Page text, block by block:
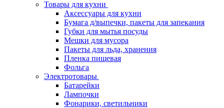
Товары для кухни
Аксессуары для кухни
Бумага д/выпечки, пакеты для запекания
Губки для мытья посуды
Мешки для мусора
Пакеты для льда, хранения
Пленка пищевая
Фольга
Электротовары
Батарейки
Лампочки
Фонарики, светильники